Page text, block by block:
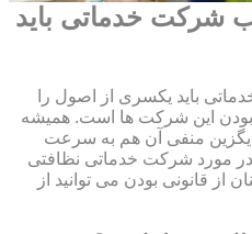
شرکت خدماتی باید
باید یکسری از اصول را
بودن این شرکت ها است. همیشه
منفی آن هم به سرعت
مورد شرکت خدماتی نظافتی
قانونی بودن می توانید از